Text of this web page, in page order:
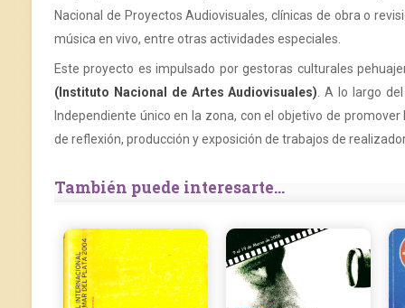
Nacional de Proyectos Audiovisuales, clínicas de obra o
música en vivo, entre otras actividades especiales.
Este proyecto es impulsado por gestoras culturales
(Instituto Nacional de Artes Audiovisuales) . A lo largo
Independiente único en la zona, con el objetivo de
de reflexión, producción y exposición de trabajos de
También puede interesarte...